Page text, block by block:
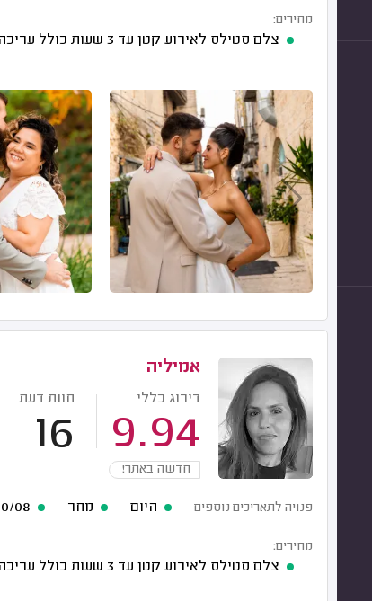
מחירים:
צלם סטילס לאירוע קטן עד 3 שעות כולל עריכה וללא אלבום
אמיליה
דירוג כללי
9.94
חוות דעת
16
חדשה באתר!
פנויה לתאריכים נוספים היום מחר
מחירים:
צלם סטילס לאירוע קטן עד 3 שעות כולל עריכה וללא אלבום